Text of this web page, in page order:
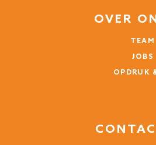
OVER
TEAM
JOBS
OPDRUK